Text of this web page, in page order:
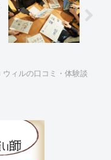
ウィルの口コミ・体験談